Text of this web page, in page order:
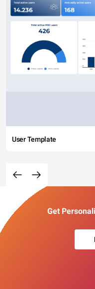
User Template
Get